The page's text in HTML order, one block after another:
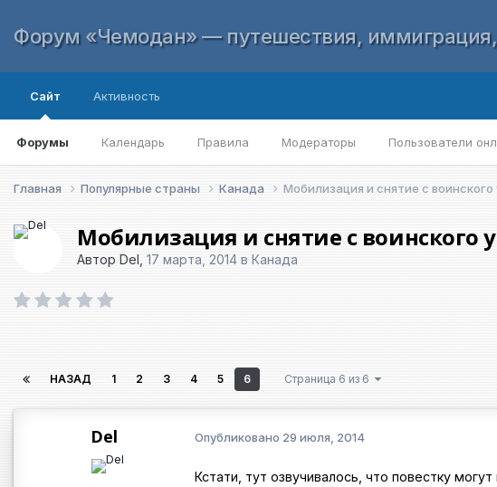
Форум «Чемодан» — путешествия,
Сайт
Форумы Календарь Правила Модераторы Пользователи
Активность
Главная Популярные страны Канада Мобилизация и снятие с воинского
Мобилизация и снятие с воинского
Автор Del 17 марта, 2014 в Канада
НАЗАД 1 2 3 4 5 6 Страница 6 из 6
Del Опубликовано 29 июля, 2014
Кстати, тут озвучивалось, что повестку